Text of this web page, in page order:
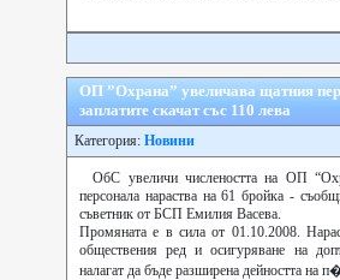
ОП ”Охрана” увеличава щатния
заплатите скачат със 110 лева
Категория: Новини
ОбС увеличи числеността на ОП
персонала нараства на 61 бройка -
съветник от БСП Емилия Васева.
Промяната е в сила от 01.10.2008.
обществения ред и осигуряване на
налагат да бъде разширена дейността на